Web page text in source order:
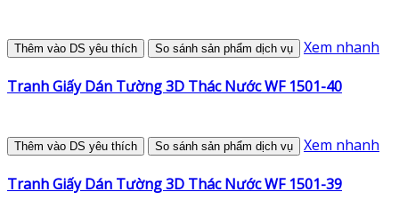
Thêm vào DS yêu thích So sánh sản phẩm dịch vụ Xem nhanh
Tranh Giấy Dán Tường 3D Thác Nước WF 1501-40
Thêm vào DS yêu thích So sánh sản phẩm dịch vụ Xem nhanh
Tranh Giấy Dán Tường 3D Thác Nước WF 1501-39